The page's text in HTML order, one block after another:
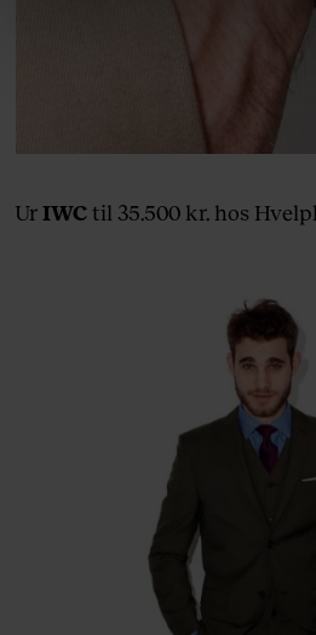
behandling af dine
UrIWCtil 35.500 kr. hos